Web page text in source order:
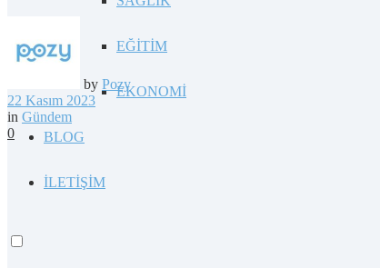
EĞİTİM
EKONOMİ
BLOG
İLETİŞİM
by Pozy
22 Kasım 2023
in Gündem
0